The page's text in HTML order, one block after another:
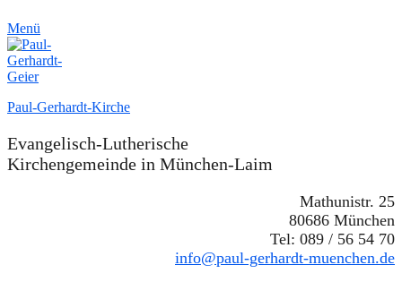
Menü
Paul-Gerhardt-Kirche
Evangelisch-Lutherische
Kirchengemeinde in München-Laim
Mathunistr. 25
80686 München
Tel: 089 / 56 54 70
info@paul-gerhardt-muenchen.de